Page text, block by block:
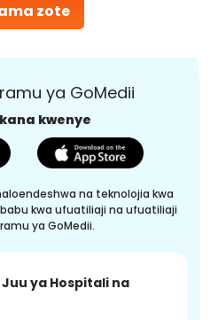
zote
ya GoMedii
kwenye
na teknolojia kwa
kwa ufuatiliaji na ufuatiliaji
ya GoMedii.
ya Hospitali na